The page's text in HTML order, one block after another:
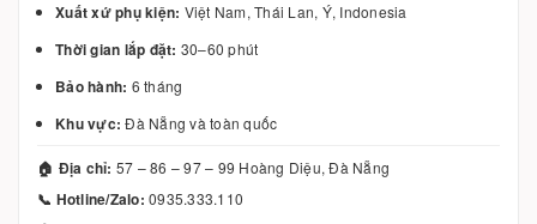
Xuất xứ phụ kiện: Việt Nam, Thái Lan, Ý, Indonesia
Thời gian lắp đặt: 30–60 phút
Bảo hành: 6 tháng
Khu vực: Đà Nẵng và toàn quốc
🏠 Địa chỉ: 57 – 86 – 97 – 99 Hoàng Diệu, Đà Nẵng
📞 Hotline/Zalo: 0935.333.110